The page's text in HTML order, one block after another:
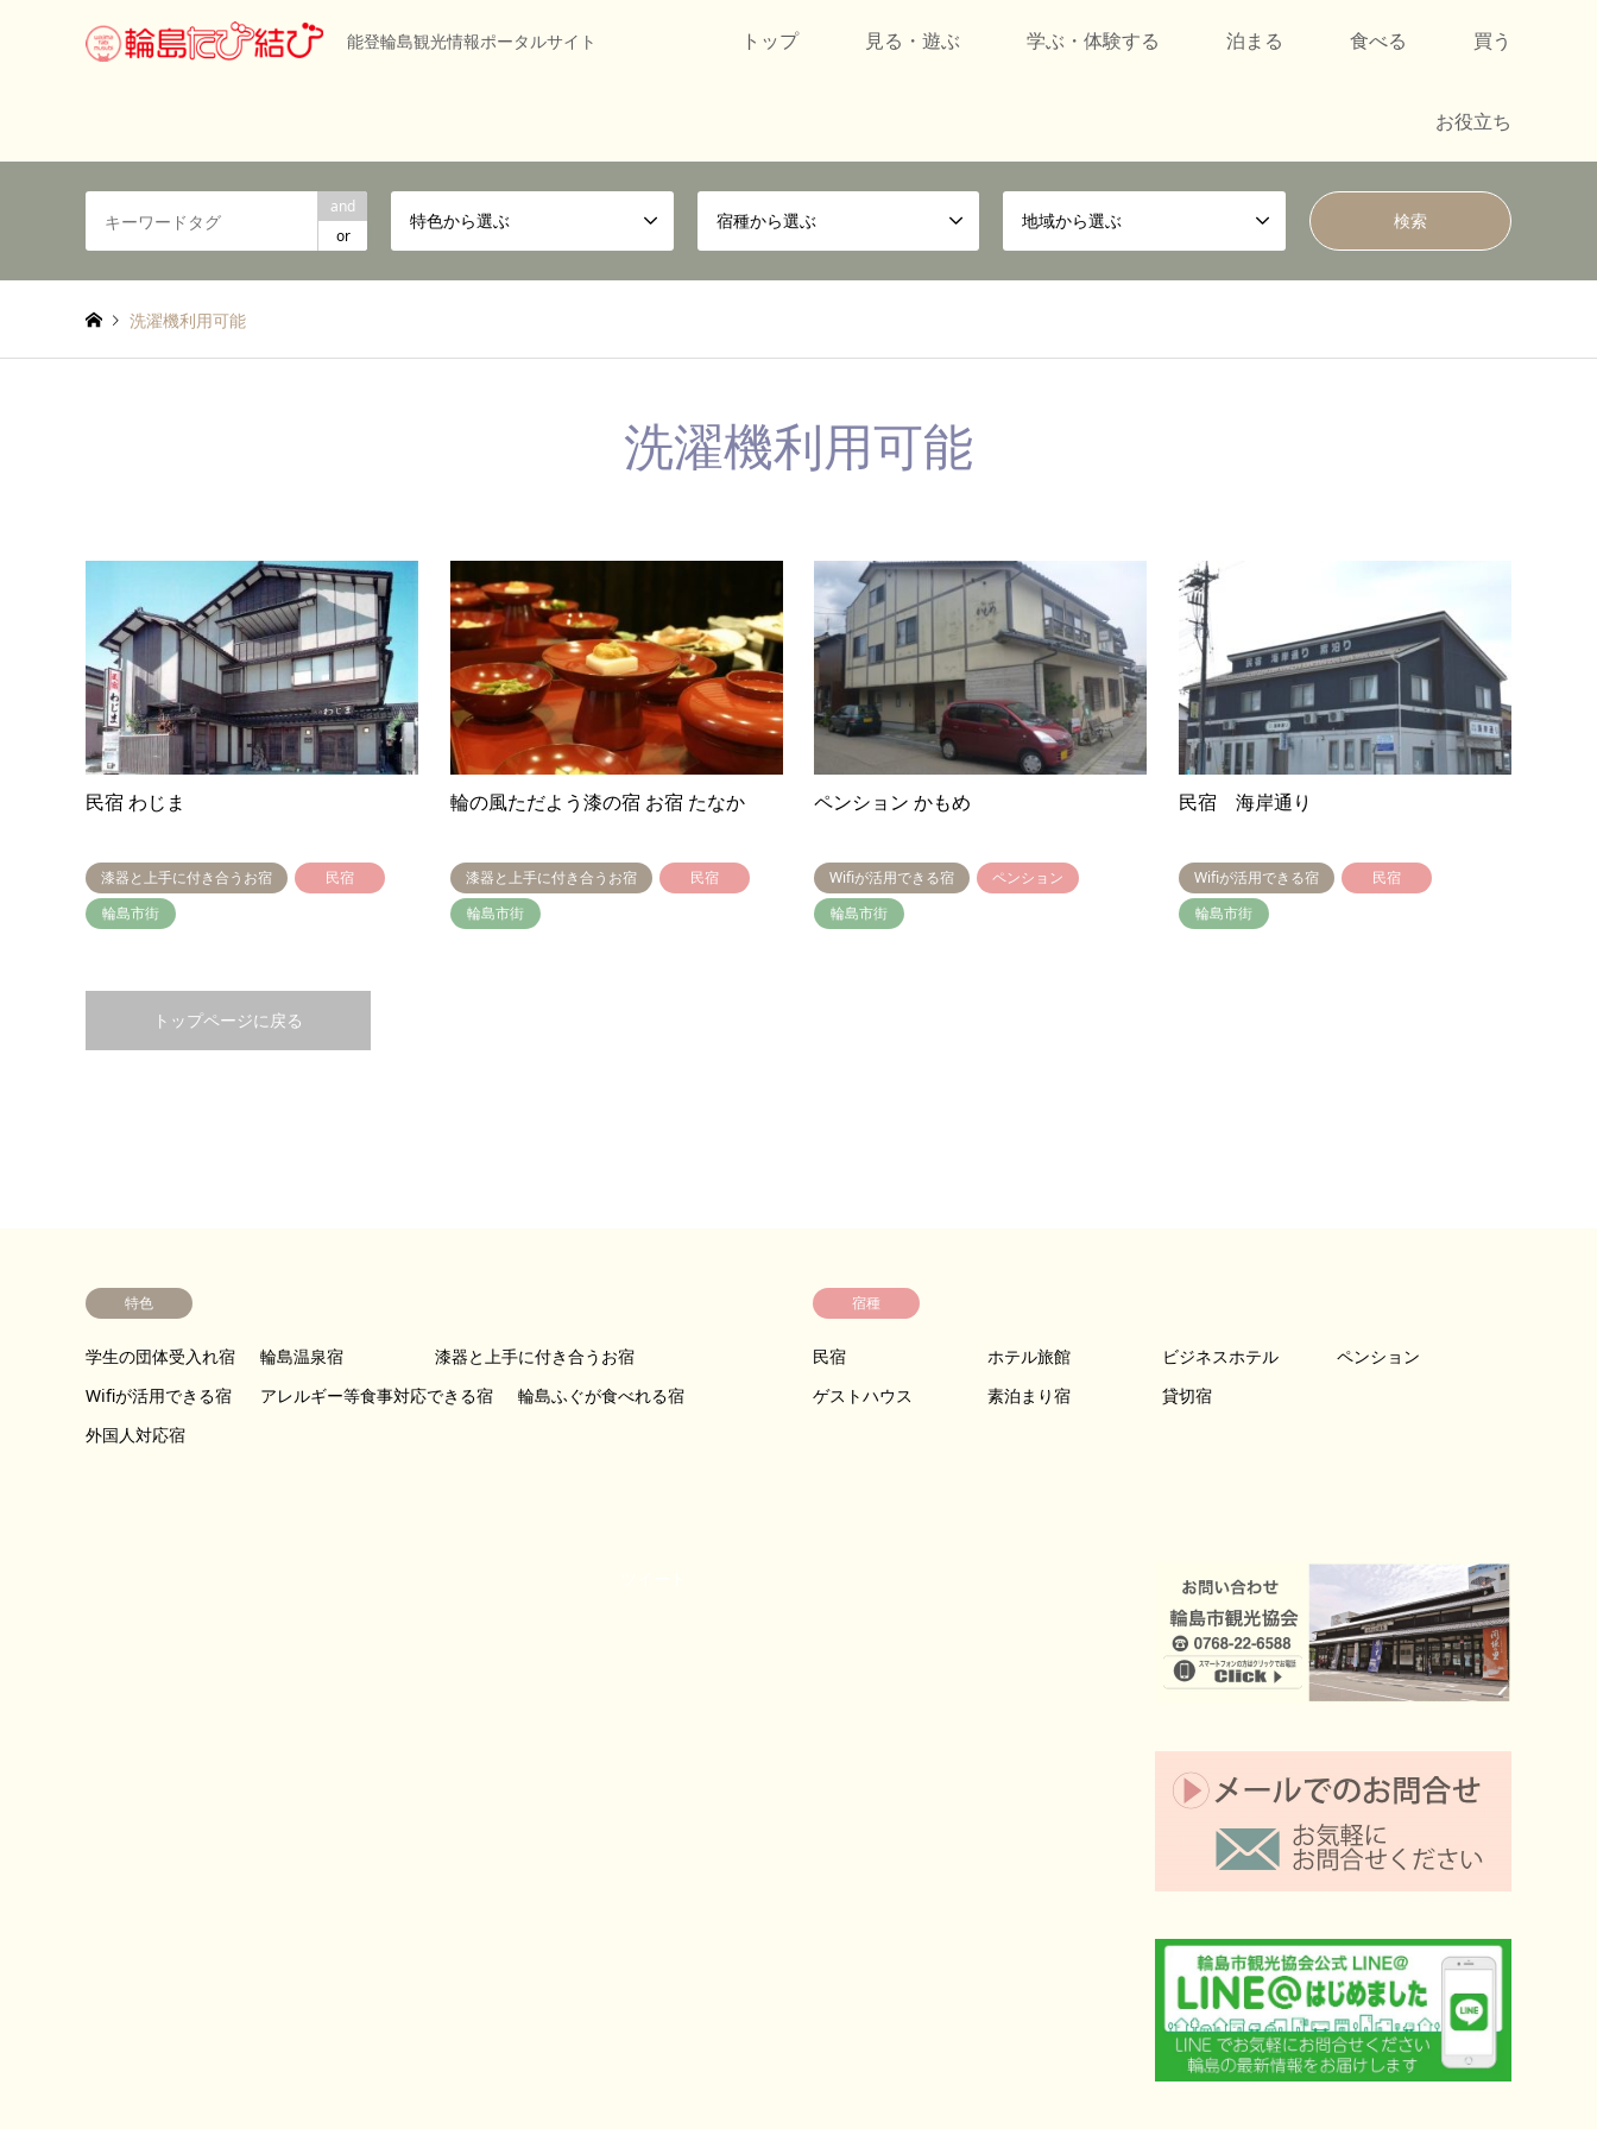
能登輪島観光情報ポータルサイト トップ 見る・遊ぶ 学ぶ・体験する 泊まる 食べる 買う
お役立ち
and
or
特色から選ぶ 宿種から選ぶ 地域から選ぶ
洗濯機利用可能
洗濯機利用可能
民宿 わじま
漆器と上手に付き合うお宿
民宿
輪島市街
輪の風ただよう漆の宿 お宿 たなか
漆器と上手に付き合うお宿
民宿
輪島市街
ペンション かもめ
Wifiが活用できる宿
ペンション
輪島市街
民宿 海岸通り
Wifiが活用できる宿
民宿
輪島市街
トップページに戻る
特色
学生の団体受入れ宿 輪島温泉宿
漆器と上手に付き合うお宿
Wifiが活用できる宿
アレルギー等食事対応できる宿
輪島ふぐが食べれる宿
外国人対応宿
宿種
民宿 ホテル旅館 ビジネスホテル
ペンション
ゲストハウス
素泊まり宿 貸切宿